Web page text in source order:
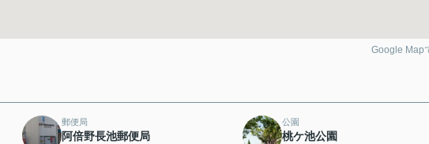
Google Map
郵便局
阿倍野長池郵便局
公園
桃ケ池公園